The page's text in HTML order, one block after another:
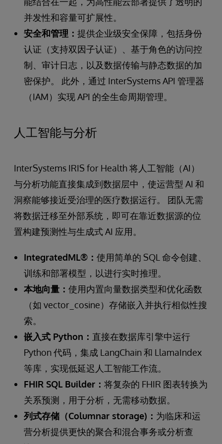
并发性和容量可扩展性。
安全和管理： 提供企业级安全保障，包括身份
认证（支持双因子认证）、基于角色的访问控
制、审计日志，以及数据传输与静态数据的加
密保护。 此外，通过 InterSystems API 管理器
（IAM）实现 API 的全生命周期管理。
人工智能与分析
InterSystems IRIS for Health 将人工智能（AI）
与分析功能直接集成到数据层中，使运营型 AI 和
洞察能够接近受治理的医疗数据运行。 团队无需
将数据迁移至外部系统，即可在靠近数据源的位
置构建预测性与生成式 AI 应用。
IntegratedML®： 使用简单的 SQL 命令创建、
训练和部署模型，以进行实时推理。
本地向量： 使用内置向量数据类型和优化函数
（如 vector_cosine）存储嵌入并执行相似性搜
索。
嵌入式 Python： 直接在数据库引擎中运行
Python 代码，集成 LangChain 和 LlamaIndex
等库，实现低延迟人工智能工作流。
FHIR SQL Builder： 将复杂的 FHIR 图表转换为
关系预测，用于分析，无需移动数据。
列式存储（Columnar storage)： 为临床和运
营分析提供更快的聚合和混合事务或分析查